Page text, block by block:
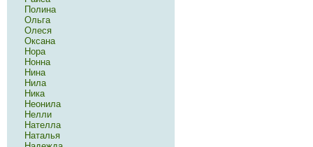
Полина
Ольга
Олеся
Оксана
Нора
Нонна
Нина
Нила
Ника
Неонила
Нелли
Нателла
Наталья